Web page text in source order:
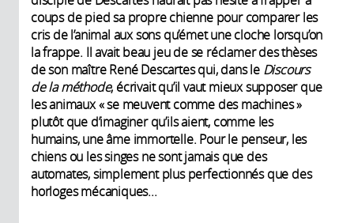
coups de pied sa propre chienne pour comparer les
cris de l’animal aux sons qu’émet une cloche lorsqu’on
la frappe. Il avait beau jeu de se réclamer des thèses
de son maître René Descartes qui, dans le Discours
de la méthode, écrivait qu’il vaut mieux supposer que
les animaux « se meuvent comme des machines »
plutôt que d’imaginer qu’ils aient, comme les
humains, une âme immortelle. Pour le penseur, les
chiens ou les singes ne sont jamais que des
automates, simplement plus perfectionnés que des
horloges mécaniques...